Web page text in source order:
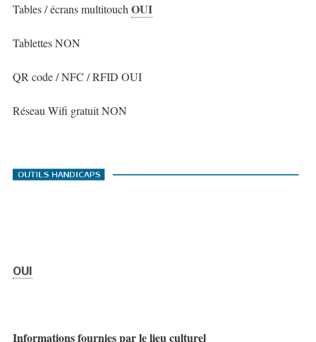
Tables / écrans multitouch OUI
Tablettes NON
QR code / NFC / RFID OUI
Réseau Wifi gratuit NON
OUI
Informations fournies par le lieu culturel